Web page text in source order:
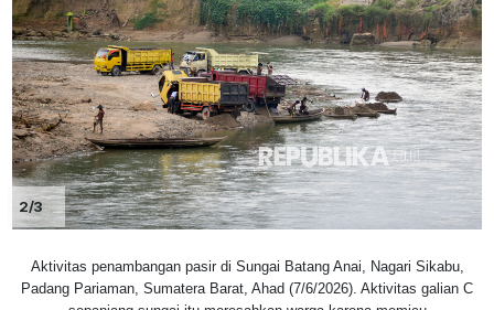
2/3
Aktivitas penambangan pasir di Sungai Batang Anai, Nagari Sikabu,
Padang Pariaman, Sumatera Barat, Ahad (7/6/2026). Aktivitas galian C